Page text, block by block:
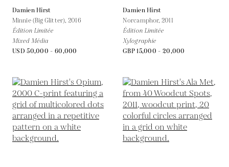
Damien Hirst
Minnie (Big Glitter),2016
Édition Limitée
Mixed Média
USD 50,000 - 60,000
Damien Hirst
Norcamphor,2011
Édition Limitée
Xylographie
GBP 15,000 - 20,000